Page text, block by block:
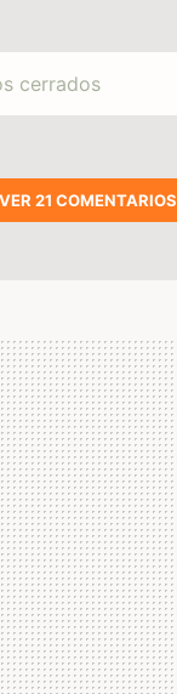
cerrados
VER21 COMENTARIOS